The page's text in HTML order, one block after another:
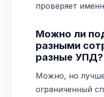
проверяет
Можно ли
разными
разные УПД?
Можно, но
ограниченный